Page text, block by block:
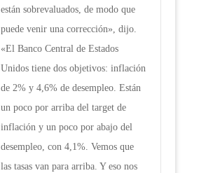
están sobrevaluados, de modo que
puede venir una corrección», dijo.
«El Banco Central de Estados
Unidos tiene dos objetivos: inflación
de 2% y 4,6% de desempleo. Están
un poco por arriba del target de
inflación y un poco por abajo del
desempleo, con 4,1%. Vemos que
las tasas van para arriba. Y eso nos